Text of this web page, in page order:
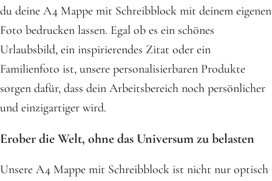
du deine A4 Mappe mit Schreibblock mit deinem eigenen
Foto bedrucken lassen. Egal ob es ein schönes
Urlaubsbild, ein inspirierendes Zitat oder ein
Familienfoto ist, unsere personalisierbaren Produkte
sorgen dafür, dass dein Arbeitsbereich noch persönlicher
und einzigartiger wird.
Erober die Welt, ohne das Universum zu belasten
Unsere A4 Mappe mit Schreibblock ist nicht nur optisch